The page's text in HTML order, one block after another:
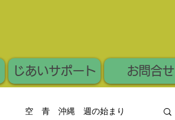
じあいサポート お問合せ
空 青 沖縄 週の始まり